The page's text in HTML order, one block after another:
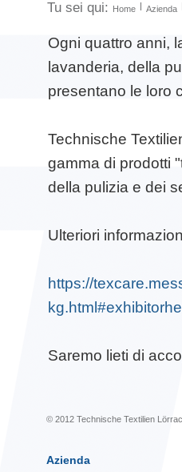
Tu sei qui: Home Azienda
Ogni quattro anni,
lavanderia, della
presentano le loro
Technische
gamma di prodotti
della pulizia e dei
Ulteriori
https://
Saremo lieti di
© 2012 Technische Textilien
Azienda